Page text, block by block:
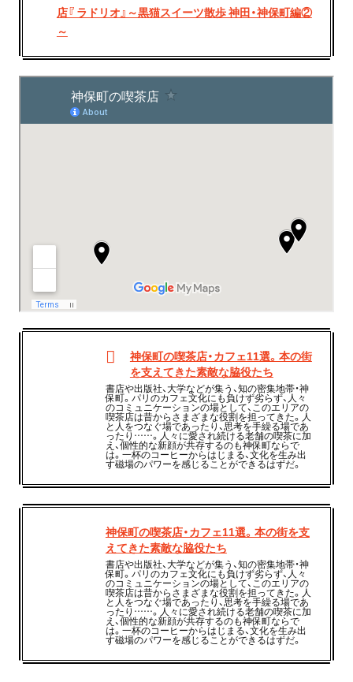
店『 ラドリオ』～黒猫スイーツ散歩 神田・神保町編②
～
神保町の喫茶店・カフェ11選。本の街
を支えてきた素敵な脇役たち
書店や出版社、大学などが集う、知の密集地帯・神
保町。パリのカフェ文化にも負けず劣らず、人々
のコミュニケーションの場として、このエリアの
喫茶店は昔からさまざまな役割を担ってきた。人
と人をつなぐ場であったり、思考を手繰る場であ
ったり……。人々に愛され続ける老舗の喫茶に加
え、個性的な新顔が共存するのも神保町ならで
は。一杯のコーヒーからはじまる、文化を生み出
す磁場のパワーを感じることができるはずだ。
神保町の喫茶店・カフェ11選。本の街を支
えてきた素敵な脇役たち
書店や出版社、大学などが集う、知の密集地帯・神
保町。パリのカフェ文化にも負けず劣らず、人々
のコミュニケーションの場として、このエリアの
喫茶店は昔からさまざまな役割を担ってきた。人
と人をつなぐ場であったり、思考を手繰る場であ
ったり……。人々に愛され続ける老舗の喫茶に加
え、個性的な新顔が共存するのも神保町ならで
は。一杯のコーヒーからはじまる、文化を生み出
す磁場のパワーを感じることができるはずだ。